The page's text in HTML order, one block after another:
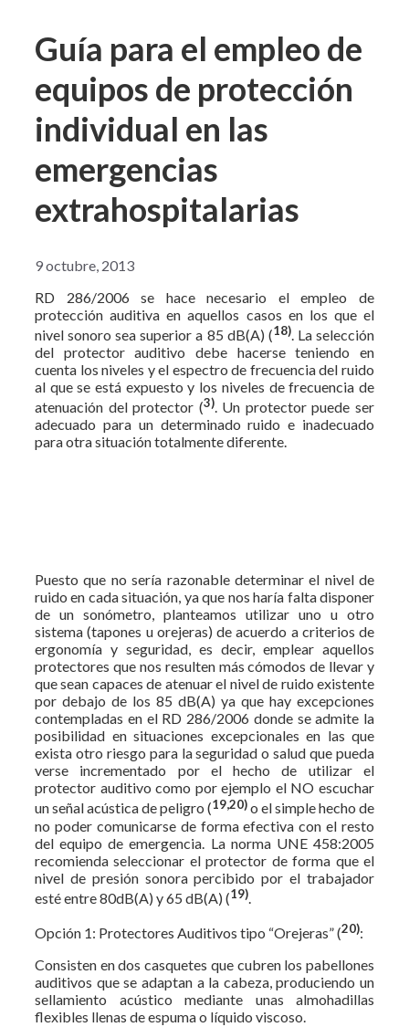
Guía para el empleo de
equipos de protección
individual en las
emergencias
extrahospitalarias
9 octubre, 2013
RD 286/2006 se hace necesario el empleo de
protección auditiva en aquellos casos en los que el
nivel sonoro sea superior a 85 dB(A) (18). La selección
del protector auditivo debe hacerse teniendo en
cuenta los niveles y el espectro de frecuencia del ruido
al que se está expuesto y los niveles de frecuencia de
atenuación del protector (3). Un protector puede ser
adecuado para un determinado ruido e inadecuado
para otra situación totalmente diferente.
Puesto que no sería razonable determinar el nivel de
ruido en cada situación, ya que nos haría falta disponer
de un sonómetro, planteamos utilizar uno u otro
sistema (tapones u orejeras) de acuerdo a criterios de
ergonomía y seguridad, es decir, emplear aquellos
protectores que nos resulten más cómodos de llevar y
que sean capaces de atenuar el nivel de ruido existente
por debajo de los 85 dB(A) ya que hay excepciones
contempladas en el RD 286/2006 donde se admite la
posibilidad en situaciones excepcionales en las que
exista otro riesgo para la seguridad o salud que pueda
verse incrementado por el hecho de utilizar el
protector auditivo como por ejemplo el NO escuchar
un señal acústica de peligro (19,20)o el simple hecho de
no poder comunicarse de forma efectiva con el resto
del equipo de emergencia. La norma UNE 458:2005
recomienda seleccionar el protector de forma que el
nivel de presión sonora percibido por el trabajador
esté entre 80dB(A) y 65 dB(A) (19).
Opción 1: Protectores Auditivos tipo “Orejeras” (20):
Consisten en dos casquetes que cubren los pabellones
auditivos que se adaptan a la cabeza, produciendo un
sellamiento acústico mediante unas almohadillas
flexibles llenas de espuma o líquido viscoso.